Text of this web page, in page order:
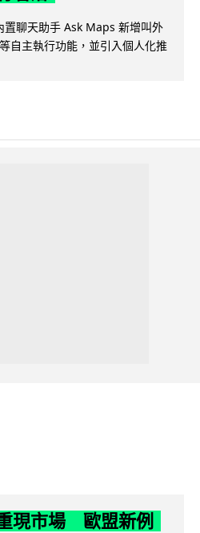
聊天助手 Ask Maps 新增叫外
自主執行功能，並引入個人化推
現市場 歐盟新例